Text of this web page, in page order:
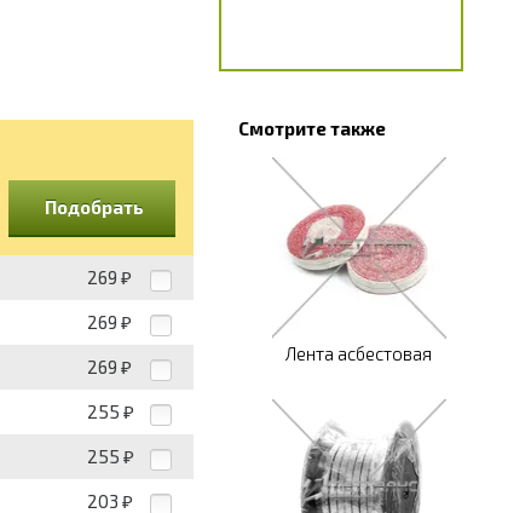
Подобрать
269 ₽
269 ₽
269 ₽
255 ₽
255 ₽
203 ₽
Смотрите также
Лента асбестовая